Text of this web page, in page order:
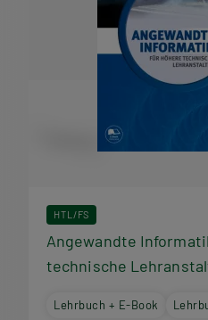
HTL/FS
Angewandte
technische
Lehrbuch + E-Book